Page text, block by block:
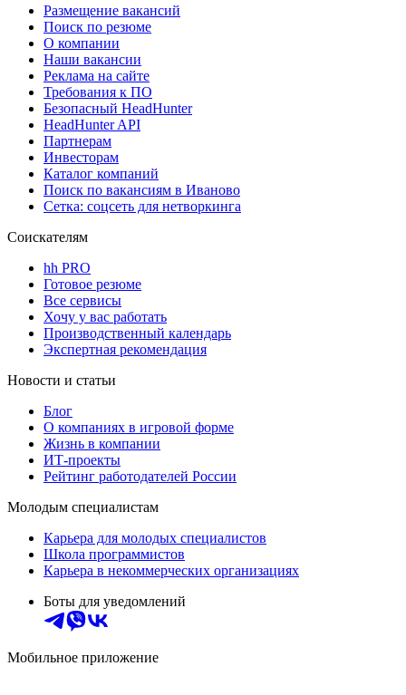
Размещение вакансий
Поиск по резюме
О компании
Наши вакансии
Реклама на сайте
Требования к ПО
Безопасный HeadHunter
HeadHunter API
Партнерам
Инвесторам
Каталог компаний
Поиск по вакансиям в Иваново
Сетка: соцсеть для нетворкинга
Соискателям
hh PRO
Готовое резюме
Все сервисы
Хочу у вас работать
Производственный календарь
Экспертная рекомендация
Новости и статьи
Блог
О компаниях в игровой форме
Жизнь в компании
ИТ-проекты
Рейтинг работодателей России
Молодым специалистам
Карьера для молодых специалистов
Школа программистов
Карьера в некоммерческих организациях
Боты для уведомлений
Мобильное приложение